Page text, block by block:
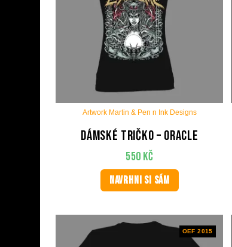
Artwork Martin & Pen n Ink Designs
Dámské tričko – Oracle
550 Kč
NAVRHNI SI SÁM
OEF 2015